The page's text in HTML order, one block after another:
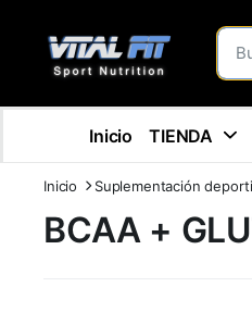
Inicio TIENDA
Inicio Suplementación
BCAA +